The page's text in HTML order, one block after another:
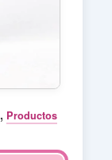
, Productos